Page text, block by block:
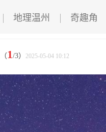
地理温州 奇趣角
（1/3） 2025-05-04 10:12